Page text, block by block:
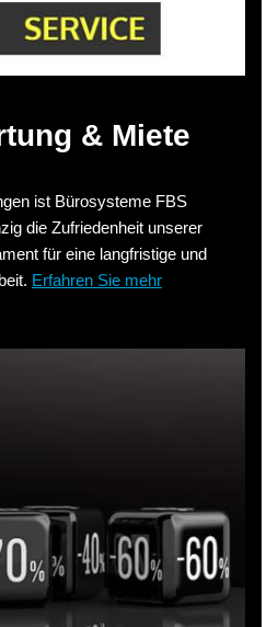
& Miete
ist Bürosysteme FBS
die Zufriedenheit unserer
für eine langfristige und
Erfahren Sie mehr